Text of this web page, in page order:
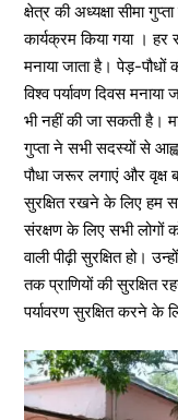
क्षेत्र की अध्यक्षा सीमा
कार्यक्रम किया गया ।
मनाया जाता है। पेड़-
विश्व पर्यावण दिवस
भी नहीं की जा सकती है।
गुप्ता ने सभी सदस्यों से
पौधा जरूर लगाएं और
सुरक्षित रखने के लिए हम
संरक्षण के लिए सभी लोगों
वाली पीढ़ी सुरक्षित हो।
तक प्राणियों की सुरक्षित
पर्यावरण सुरक्षित करने के